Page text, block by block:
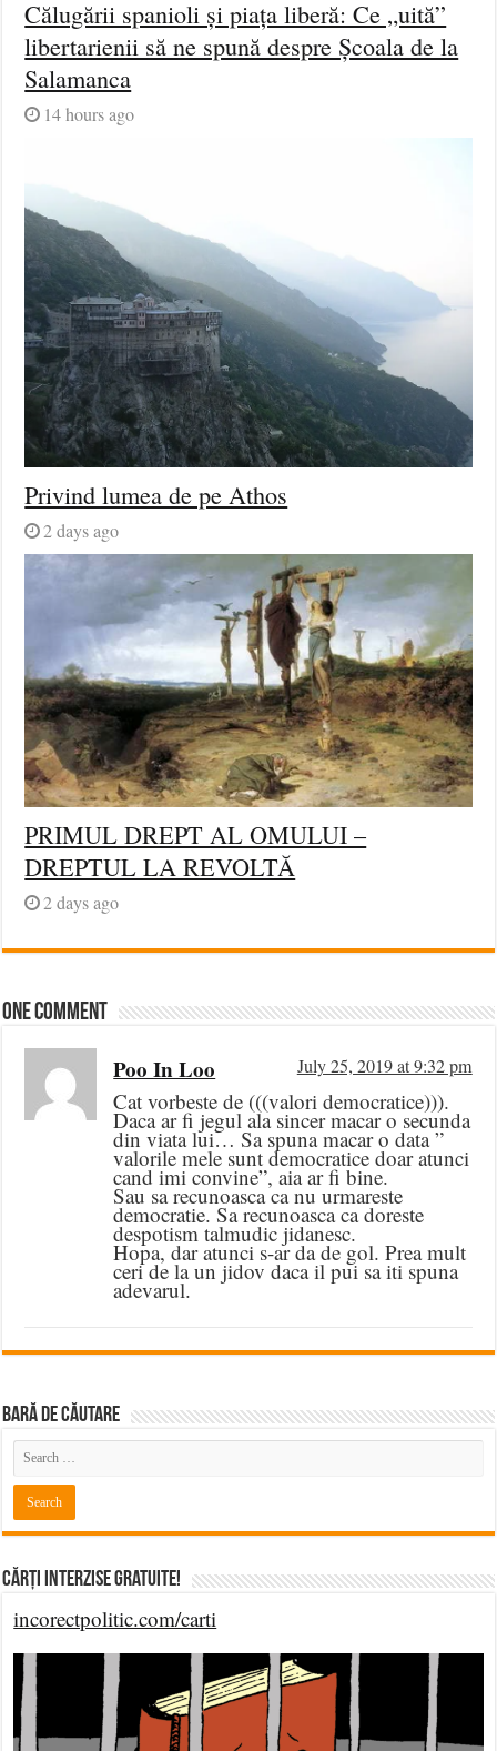
Călugării spanioli și piața liberă: Ce „uită”
libertarienii să ne spună despre Școala de la
Salamanca
14 hours ago
Privind lumea de pe Athos
2 days ago
PRIMUL DREPT AL OMULUI –
DREPTUL LA REVOLTĂ
2 days ago
One comment
Poo In Loo July 25, 2019 at 9:32 pm
Cat vorbeste de (((valori democratice))).
Daca ar fi jegul ala sincer macar o secunda
din viata lui… Sa spuna macar o data ”
valorile mele sunt democratice doar atunci
cand imi convine”, aia ar fi bine.
Sau sa recunoasca ca nu urmareste
democratie. Sa recunoasca ca doreste
despotism talmudic jidanesc.
Hopa, dar atunci s-ar da de gol. Prea mult
ceri de la un jidov daca il pui sa iti spuna
adevarul.
BARĂ DE CĂUTARE
Cărți Interzise Gratuite!
incorectpolitic.com/carti